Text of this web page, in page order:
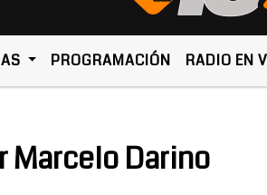
PROGRAMACIÓN RADIO EN
Marcelo Darino